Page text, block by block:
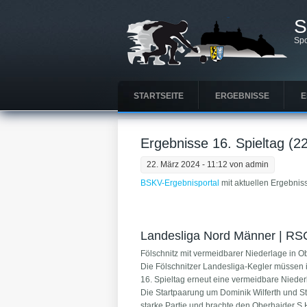
STARTSEITE ERGEBNISSE
Ergebnisse 16. Spieltag
22. März 2024 - 11:12 vonadmin
BSKV-Ergebnisportal mit aktuellen
Landesliga Nord Männer |
Fölschnitz mit vermeidbarer Niederlage in
Die Fölschnitzer Landesliga-Kegler
16. Spieltag erneut eine vermeidbare
Die Startpaarung um Dominik Wilferth und